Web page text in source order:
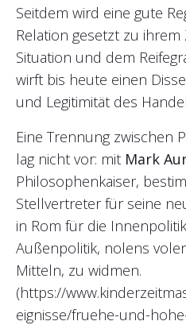
Seitdem wird eine gute
Relation gesetzt zu
Situation und dem
wirft bis heute einen
und Legitimität des
Eine Trennung zwischen
lag nicht vor: mit Mark
Philosophenkaiser,
Stellvertreter für seine
in Rom für die
Außenpolitik, nolens
Mitteln, zu widmen.
(https://
eignisse/fruehe-und-